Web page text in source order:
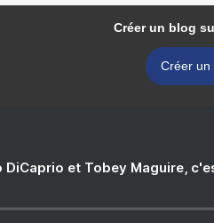
Créer un blog
Créer un
DiCaprio et Tobey Maguire,